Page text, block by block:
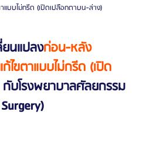
แบบไม่กรีด (เปิดเปลือกตาบน-ล่าง)
นแปลงก่อน-หลัง
ไขตาแบบไม่กรีด (เปิด
กับโรงพยาบาลศัลยกรรม